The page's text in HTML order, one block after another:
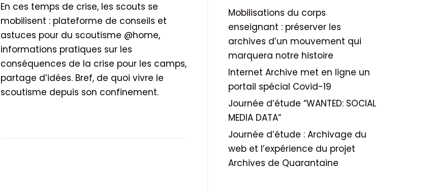
En ces temps de crise, les scouts se
mobilisent : plateforme de conseils et
astuces pour du scoutisme @home,
informations pratiques sur les
conséquences de la crise pour les camps,
partage d’idées. Bref, de quoi vivre le
scoutisme depuis son confinement.
Mobilisations du corps
enseignant : préserver les
archives d’un mouvement qui
marquera notre histoire
Internet Archive met en ligne un
portail spécial Covid-19
Journée d’étude “WANTED: SOCIAL
MEDIA DATA”
Journée d’étude : Archivage du
web et l’expérience du projet
Archives de Quarantaine